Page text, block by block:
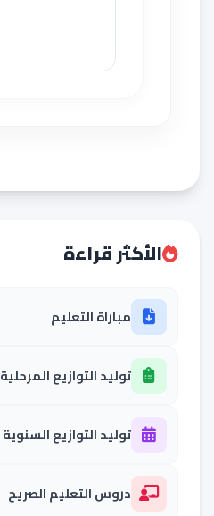
الأكثر قراءة
مباراة التعليم
توليد التوازيع المرحلية
توليد التوازيع السنوية
دروس التعليم الصريح